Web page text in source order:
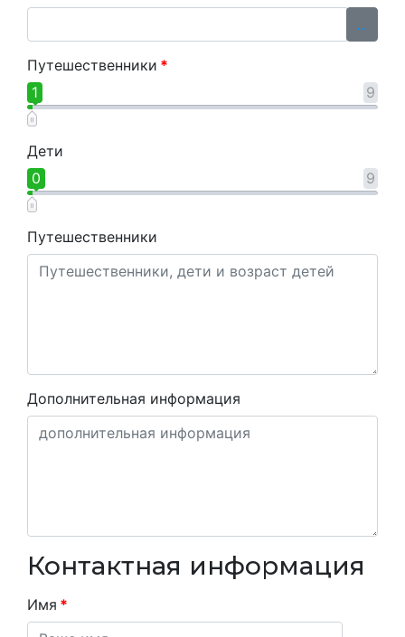
...
Путешественники *
9
1
Дети
9
0
Путешественники
Дополнительная информация
Контактная информация
Имя *